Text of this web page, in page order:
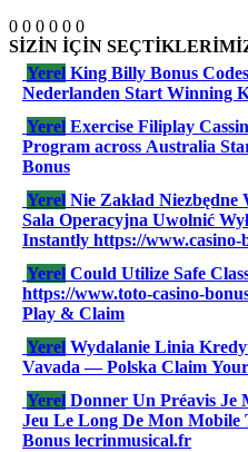
0 0 0 0 0 0
SİZİN İÇİN
Yerel King Billy Bonus
Nederlanden Start Winning
Yerel Exercise Filiplay
Program across Australia Start Playing Fairgo Casino
Bonus
Yerel Nie Zakład
Sala Operacyjna Uwolnić
Instantly https://
Yerel Could Utilize Safe
https://www.toto-casino-
Play & Claim
Yerel Wydalanie Linia
Vavada — Polska Claim
Yerel Donner Un Préavis Je
Jeu Le Long De Mon Mobile
Bonus lecrinmusical.fr